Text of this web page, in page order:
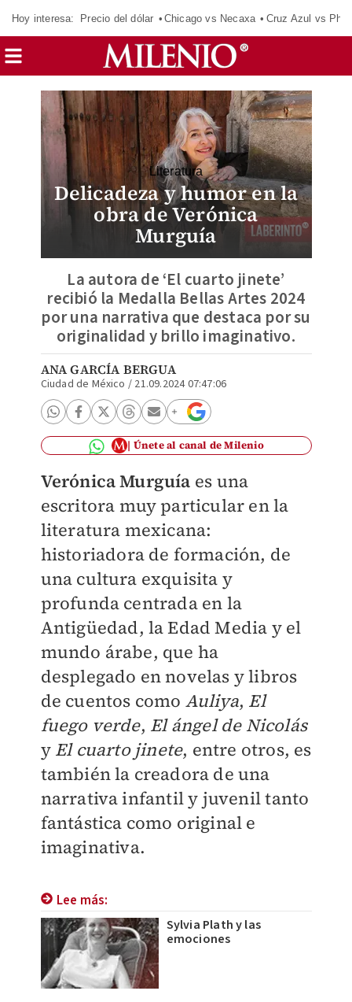
Hoy interesa: Precio del dólar Chicago vs Necaxa Cruz Azul vs
Delicadeza y humor en la
obra de Verónica
Murguía
Literatura
La autora de ‘El cuarto jinete’
recibió la Medalla Bellas Artes 2024
por una narrativa que destaca por su
originalidad y brillo imaginativo.
ANA GARCÍA BERGUA
Ciudad de México / 21.09.2024 07:47:06
Únete al canal de Milenio
Verónica Murguía es una
escritora muy particular en la
literatura mexicana:
historiadora de formación, de
una cultura exquisita y
profunda centrada en la
Antigüedad, la Edad Media y el
mundo árabe, que ha
desplegado en novelas y libros
de cuentos como Auliya, El
fuego verde, El ángel de Nicolás
y El cuarto jinete, entre otros, es
también la creadora de una
narrativa infantil y juvenil tanto
fantástica como original e
imaginativa.
Lee más:
Sylvia Plath y las
emociones